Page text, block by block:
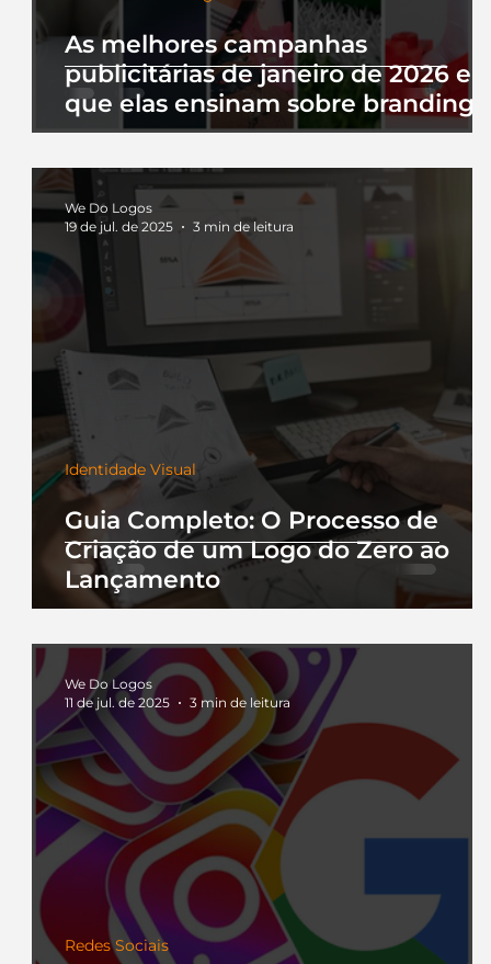
As melhores campanhas
publicitárias de janeiro de 2026 e
que elas ensinam sobre branding
Guia Completo: O Processo de
Criação de um Logo do Zero ao
Lançamento
Identidade Visual
We Do Logos
19 de jul. de 2025
3 min de leitura
Redes Sociais
We Do Logos
11 de jul. de 2025
3 min de leitura